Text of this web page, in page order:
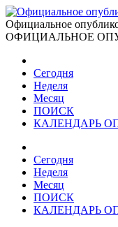
Официальное
ОФИЦИАЛЬНОЕ
Сегодня
Неделя
Месяц
ПОИСК
КАЛЕНДАРЬ
Сегодня
Неделя
Месяц
ПОИСК
КАЛЕНДАРЬ